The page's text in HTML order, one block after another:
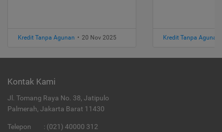
Kredit Tanpa Agunan • 20 Nov 2025 Kredit Tanpa Agunan
Kontak Kami
Jl. Tomang Raya No. 38, Jatipulo
Palmerah, Jakarta Barat 11430
Telepon : (021) 40000 312